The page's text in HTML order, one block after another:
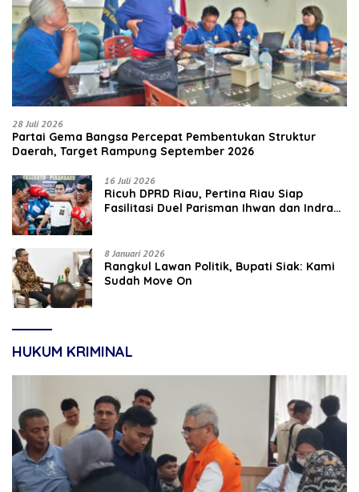
28 Juli 2026
Partai Gema Bangsa Percepat Pembentukan Struktur
Daerah, Target Rampung September 2026
16 Juli 2026
‎Ricuh DPRD Riau, Pertina Riau Siap
Fasilitasi Duel Parisman Ihwan dan Indra
8 Januari 2026
Rangkul Lawan Politik, Bupati Siak: Kami
Sudah Move On
HUKUM KRIMINAL